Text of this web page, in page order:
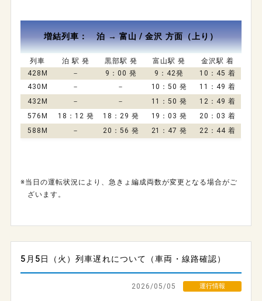
増結列車： 泊 → 富山 / 金沢 方面（上り）
列車 泊 駅 発 黒部駅 発 富山駅 発
金沢駅 着
428M
－ 9：00 発 9：42発
10：45 着
430M
－ － 10：50 発
11：49 着
432M
－ － 11：50 発
12：49 着
576M
18：12 発 18：29 発 19：03 発
20：03 着
588M
－ 20：56 発 21：47 発 22：44 着
※当日の運転状況により、急きょ編成両数が変更となる場合がご
ざいます。
5月5日（火）列車遅れについて（車両・線路確認）
2026/05/05 運行情報